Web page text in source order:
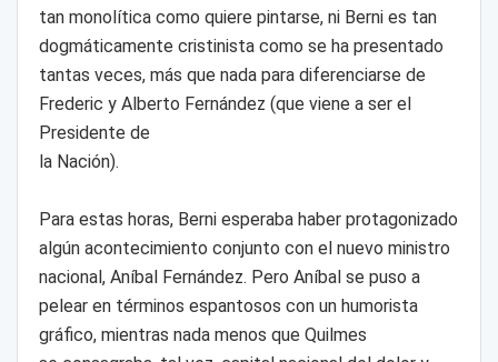
tan monolítica como quiere pintarse, ni Berni es tan
dogmáticamente cristinista como se ha presentado
tantas veces, más que nada para diferenciarse de
Frederic y Alberto Fernández (que viene a ser el
Presidente de
la Nación).
Para estas horas, Berni esperaba haber protagonizado
algún acontecimiento conjunto con el nuevo ministro
nacional, Aníbal Fernández. Pero Aníbal se puso a
pelear en términos espantosos con un humorista
gráfico, mientras nada menos que Quilmes